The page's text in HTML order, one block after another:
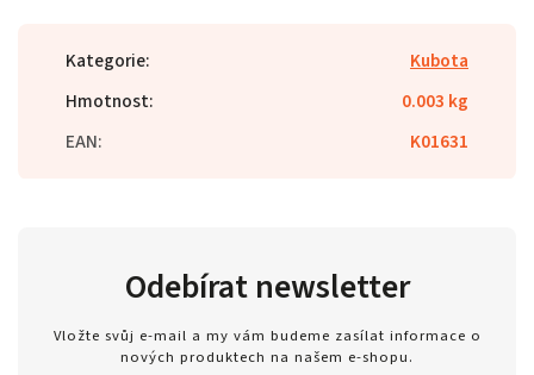
Kategorie:
Kubota
Hmotnost:
0.003 kg
EAN: K01631
Odebírat newsletter
Vložte svůj e-mail a my vám budeme zasílat informace o
nových produktech na našem e-shopu.